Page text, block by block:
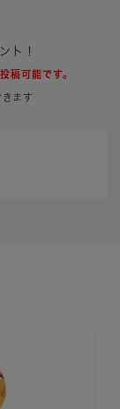
ト！
稿可能です。
ます